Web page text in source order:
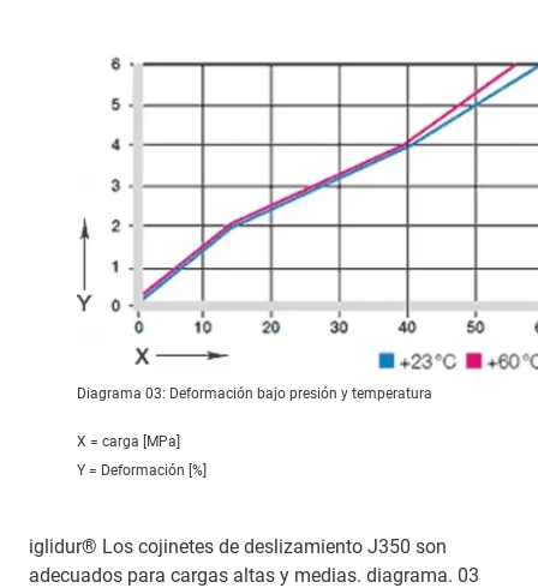
Diagrama 03: Deformación bajo presión y temperatura
X = carga [MPa]
Y = Deformación [%]
iglidur® Los cojinetes de deslizamiento J350 son
adecuados para cargas altas y medias. diagrama. 03